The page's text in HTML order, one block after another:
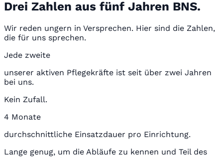
Drei Zahlen aus fünf Jahren BNS.
Wir reden ungern in Versprechen. Hier sind die Zahlen,
die für uns sprechen.
Jede zweite
unserer aktiven Pflegekräfte ist seit über zwei Jahren
bei uns.
Kein Zufall.
4 Monate
durchschnittliche Einsatzdauer pro Einrichtung.
Lange genug, um die Abläufe zu kennen und Teil des